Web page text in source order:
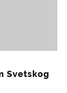
Svetskog